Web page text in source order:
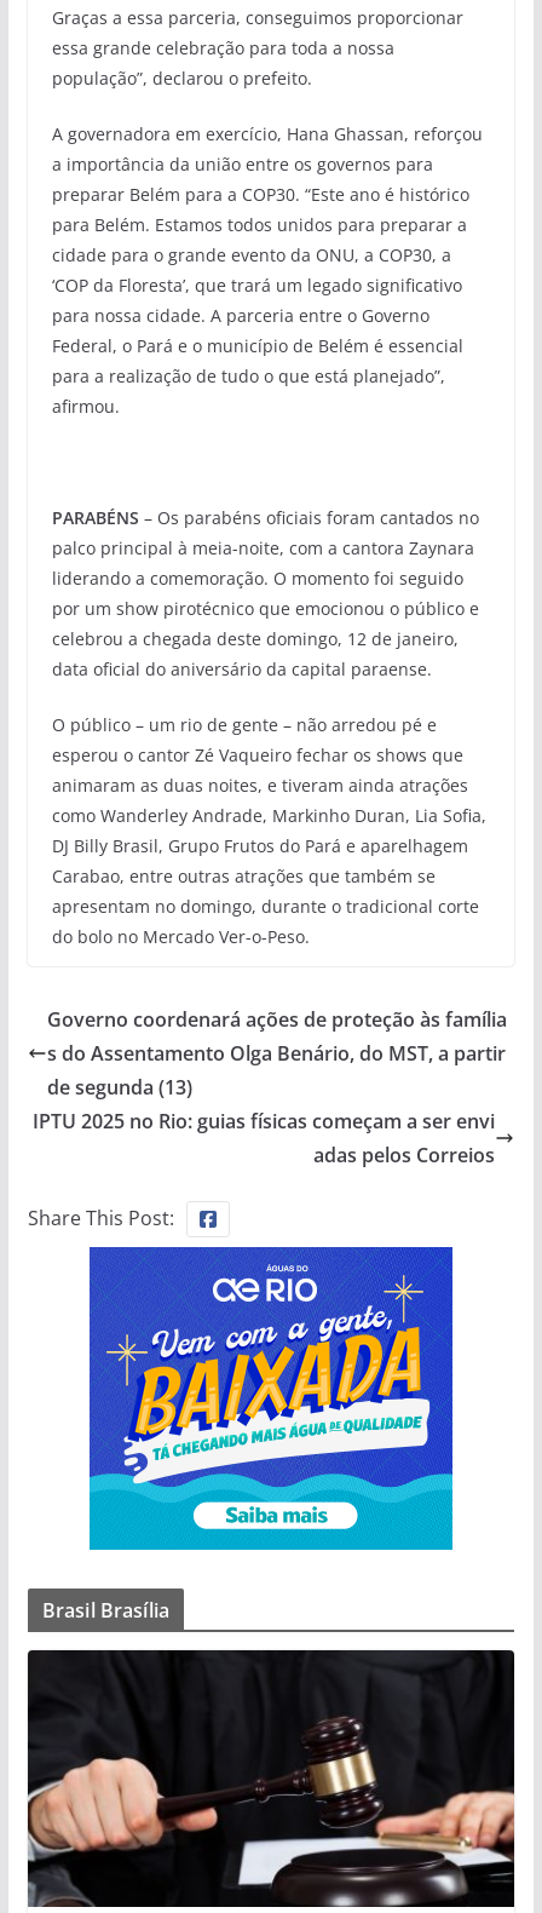
Graças a essa parceria, conseguimos proporcionar
essa grande celebração para toda a nossa
população”, declarou o prefeito.
A governadora em exercício, Hana Ghassan, reforçou
a importância da união entre os governos para
preparar Belém para a COP30. “Este ano é histórico
para Belém. Estamos todos unidos para preparar a
cidade para o grande evento da ONU, a COP30, a
‘COP da Floresta’, que trará um legado significativo
para nossa cidade. A parceria entre o Governo
Federal, o Pará e o município de Belém é essencial
para a realização de tudo o que está planejado”,
afirmou.
PARABÉNS – Os parabéns oficiais foram cantados no
palco principal à meia-noite, com a cantora Zaynara
liderando a comemoração. O momento foi seguido
por um show pirotécnico que emocionou o público e
celebrou a chegada deste domingo, 12 de janeiro,
data oficial do aniversário da capital paraense.
O público – um rio de gente – não arredou pé e
esperou o cantor Zé Vaqueiro fechar os shows que
animaram as duas noites, e tiveram ainda atrações
como Wanderley Andrade, Markinho Duran, Lia Sofia,
DJ Billy Brasil, Grupo Frutos do Pará e aparelhagem
Carabao, entre outras atrações que também se
apresentam no domingo, durante o tradicional corte
do bolo no Mercado Ver-o-Peso.
Governo coordenará ações de proteção às família
s do Assentamento Olga Benário, do MST, a partir
de segunda (13)
IPTU 2025 no Rio: guias físicas começam a ser envi
adas pelos Correios
Share This Post:
Brasil Brasília